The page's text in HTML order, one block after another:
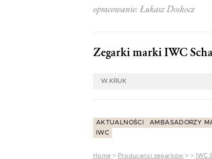
opracowanie: Łukasz Doskocz
Zegarki marki IWC
W.KRUK
AKTUALNOŚCI AMBASADORZY
IWC
Home > Producenci zegarków > > IWC